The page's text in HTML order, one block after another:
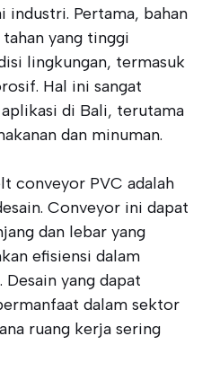
industri. Pertama, bahan
yang tinggi
lingkungan, termasuk
Hal ini sangat
di Bali, terutama
dan minuman.
conveyor PVC adalah
Conveyor ini dapat
dan lebar yang
efisiensi dalam
yang dapat
dalam sektor
ruang kerja sering